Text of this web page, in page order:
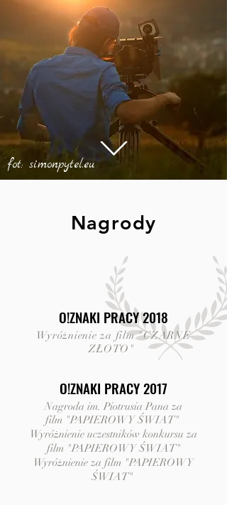
fot: simonpytel.eu
Nagrody
O!ZNAKI PRACY 2018
Wyróżnienie za film "CZARNE
ZŁOTO"
O!ZNAKI PRACY 2017
Nagroda im. Piotrusia Pana za
film "PAPIEROWY ŚWIAT"
Wyróżnienie uczestników konkursu za
film "PAPIEROWY ŚWIAT"
Wyróżnienie za film "PAPIEROWY
ŚWIAT"